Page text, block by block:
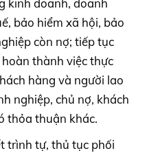
kinh doanh, doanh
bảo hiểm xã hội, bảo
còn nợ; tiếp tục
thành việc thực
hàng và người lao
nghiệp, chủ nợ, khách
thỏa thuận khác.
trình tự, thủ tục phối